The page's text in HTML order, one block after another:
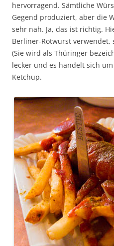
hervorragend. Sämtliche
Gegend produziert, aber die
sehr nah. Ja, das ist richtig.
Berliner-Rotwurst
(Sie wird als Thüringer
lecker und es handelt sich
Ketchup.